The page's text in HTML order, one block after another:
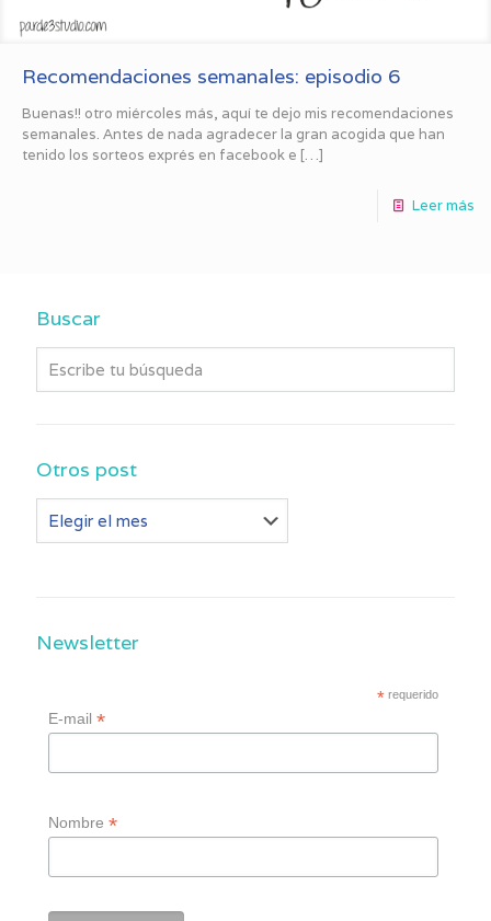
Recomendaciones semanales: episodio 6
Buenas!! otro miércoles más, aquí te dejo mis recomendaciones
semanales. Antes de nada agradecer la gran acogida que han
tenido los sorteos exprés en facebook e […]
Leer más
Buscar
Otros post
post
Newsletter
* requerido
E-mail*
Nombre*